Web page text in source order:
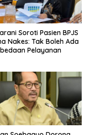
Soroti Pasien BPJS
Nakes: Tak Boleh Ada
Pelayanan